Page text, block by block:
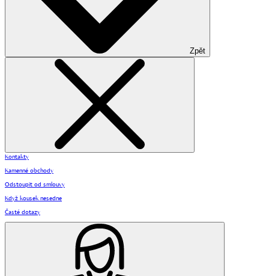
Zpět
Kontakty
Kamenné obchody
Odstoupit od smlouvy
Když kousek nesedne
Časté dotazy